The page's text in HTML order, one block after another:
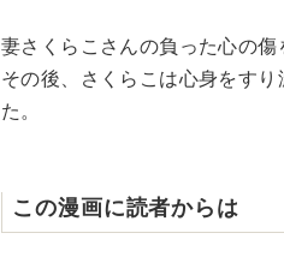
妻さくらこさんの負った心の傷
その後、さくらこは心身をす
た。
この漫画に読者からは